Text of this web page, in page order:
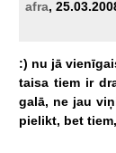
afra,
:) nu jā
taisa tiem ir
galā, ne jau
pielikt, bet tiem,